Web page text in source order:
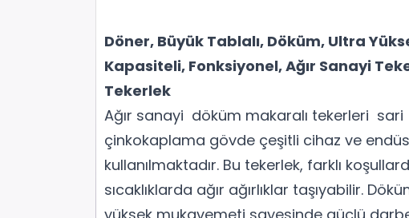
Döner, Büyük Tablalı, Döküm, Ultra
Kapasiteli, Fonksiyonel, Ağır Sanayi
Tekerlek
Ağır sanayi döküm makaralı tekerleri sari
çinkokaplama gövde çeşitli cihaz ve
kullanılmaktadır. Bu tekerlek, farklı
sıcaklıklarda ağır ağırlıklar taşıyabilir.